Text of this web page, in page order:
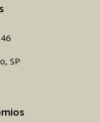
SP